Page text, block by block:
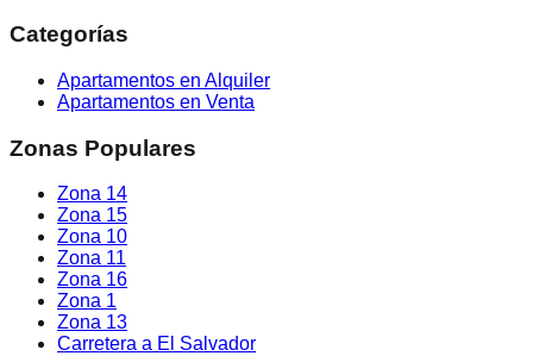
Categorías
Apartamentos en Alquiler
Apartamentos en Venta
Zonas Populares
Zona 14
Zona 15
Zona 10
Zona 11
Zona 16
Zona 1
Zona 13
Carretera a El Salvador